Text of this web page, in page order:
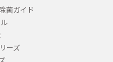
菌ガイド
ーズ